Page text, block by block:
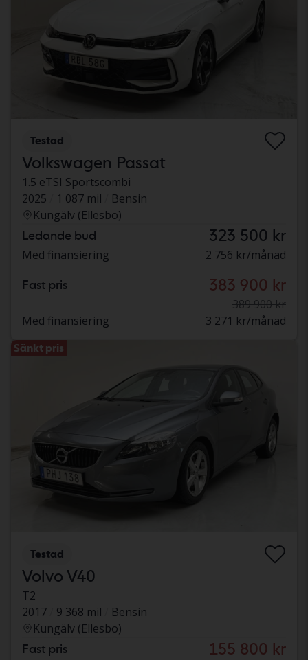
Testad
Volkswagen Passat
1.5 eTSI Sportscombi
2025
1 087 mil
Bensin
Kungälv (Ellesbo)
Ledande bud 323 500 kr
Med finansiering 2 756 kr/månad
Fast pris 383 900 kr
389 900 kr
Med finansiering
3 271 kr/månad
Sänkt pris
Testad
Volvo V40
T2
2017
9 368 mil
Bensin
Kungälv (Ellesbo)
Fast pris 155 800 kr